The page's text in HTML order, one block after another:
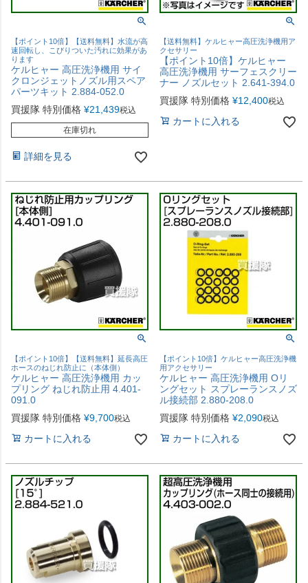
【ポイント10倍】【送料無料】水流が高
速回転し、こびりついた汚れに効果があ
ります
ケルヒャー 高圧洗浄機用 サイ
クロンジェットノズル用スペア
パーツキット 2.884-052.0
買援隊 特別価格 ¥21,439税込
在庫切れ
詳細を見る
【送料無料】ケルヒャー高圧洗浄機用ア
クセサリー
【ポイント10倍】ケルヒャー
高圧洗浄機用 サーフェスクリー
ナー ノズルセット 2.641-394.0
買援隊 特別価格 ¥12,400税込
カートに入れる
【ポイント10倍】【送料無料】延長高圧
ホースのねじれ防止に（本体側）
ケルヒャー 高圧洗浄機用 カッ
プリング ねじれ防止用 4.401-
091.0
買援隊 特別価格 ¥9,700税込
カートに入れる
【ポイント10倍】ケルヒャー高圧洗浄機
用アクセサリー
ケルヒャー 高圧洗浄機用 Oリ
ングセット スプレーランスノズ
ル接続部 2.880-208.0
買援隊 特別価格 ¥2,090税込
カートに入れる